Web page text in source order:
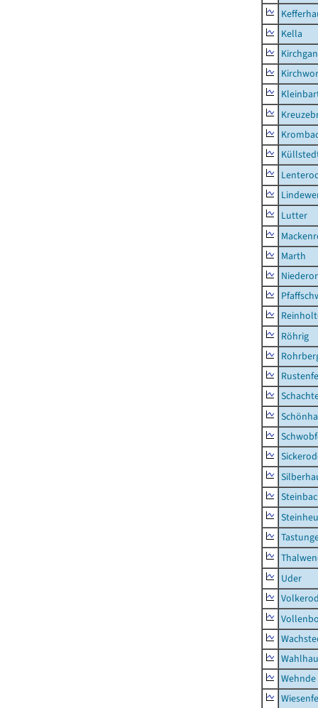
Kella
Lutter
Marth
Röhrig
Uder
Wehnde